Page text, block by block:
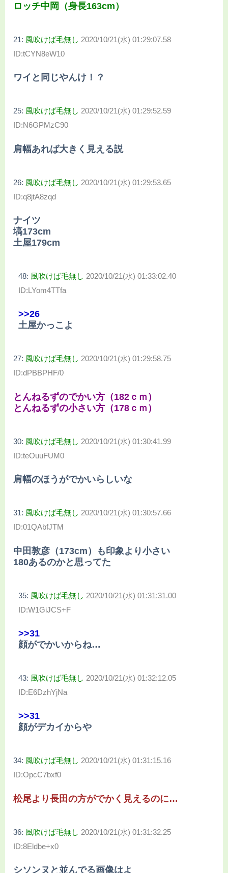
ロッチ中岡（身長163cm）
21: 風吹けば毛無し 2020/10/21(水) 01:29:07.58
ID:tCYN8eW10
ワイと同じやんけ！？
25: 風吹けば毛無し 2020/10/21(水) 01:29:52.59
ID:N6GPMzC90
肩幅あれば大きく見える説
26: 風吹けば毛無し 2020/10/21(水) 01:29:53.65
ID:q8jtA8zqd
ナイツ
塙173cm
土屋179cm
48: 風吹けば毛無し 2020/10/21(水) 01:33:02.40
ID:LYom4TTfa
>>26
土屋かっこよ
27: 風吹けば毛無し 2020/10/21(水) 01:29:58.75
ID:dPBBPHF/0
とんねるずのでかい方（182ｃｍ）
とんねるずの小さい方（178ｃｍ）
30: 風吹けば毛無し 2020/10/21(水) 01:30:41.99
ID:teOuuFUM0
肩幅のほうがでかいらしいな
31: 風吹けば毛無し 2020/10/21(水) 01:30:57.66
ID:01QAbfJTM
中田敦彦（173cm）も印象より小さい
180あるのかと思ってた
35: 風吹けば毛無し 2020/10/21(水) 01:31:31.00
ID:W1GiJCS+F
>>31
顔がでかいからね…
43: 風吹けば毛無し 2020/10/21(水) 01:32:12.05
ID:E6DzhYjNa
>>31
顔がデカイからや
34: 風吹けば毛無し 2020/10/21(水) 01:31:15.16
ID:OpcC7bxf0
松尾より長田の方がでかく見えるのに…
36: 風吹けば毛無し 2020/10/21(水) 01:31:32.25
ID:8Eldbe+x0
シソンヌと並んでる画像はよ